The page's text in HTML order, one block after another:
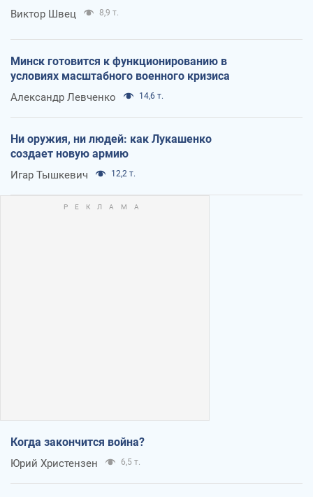
Виктор Швец 8,9 т.
Минск готовится к функционированию в
условиях масштабного военного кризиса
Александр Левченко 14,6 т.
Ни оружия, ни людей: как Лукашенко
создает новую армию
Игар Тышкевич 12,2 т.
Когда закончится война?
Юрий Христензен 6,5 т.